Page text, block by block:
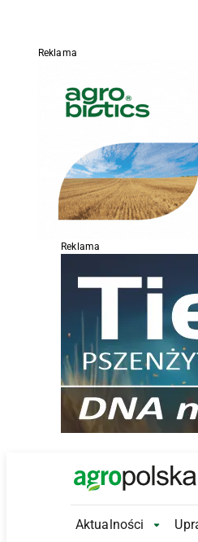
Reklama
Reklama
Main Logo
Aktualności